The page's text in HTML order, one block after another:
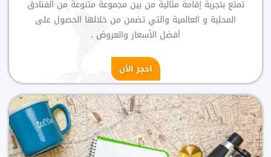
تمتع بتجربة إقامة مثالية من بين مجموعة متنوعة من الفنادق
المحلية و العالمية والتي تضمن من خلالها الحصول على
أفضل الأسعار والعروض .
احجز الأن